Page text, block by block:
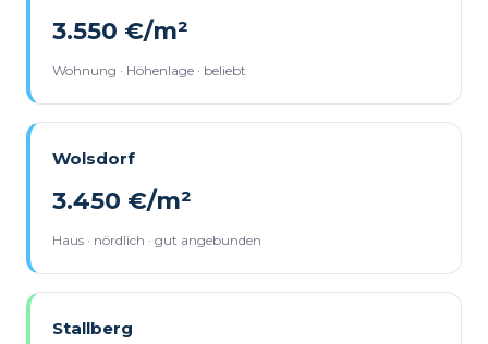
3.550 €/m²
Wohnung · Höhenlage · beliebt
Wolsdorf
3.450 €/m²
Haus · nördlich · gut angebunden
Stallberg